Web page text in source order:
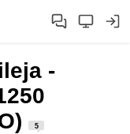
-
5